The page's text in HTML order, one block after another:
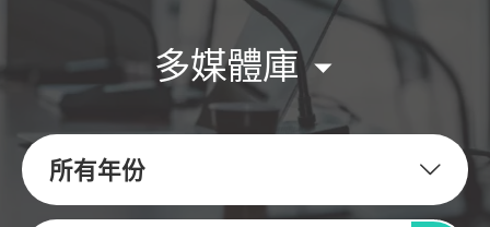
多媒體庫
所有年份